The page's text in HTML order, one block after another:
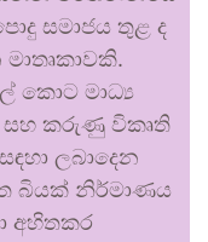
සමාජය තුළ ද
කොට මාධ්‍ය
සහ කරුණු විකෘති
ලබාදෙන
බියක් නිර්මාණය
අහිතකර